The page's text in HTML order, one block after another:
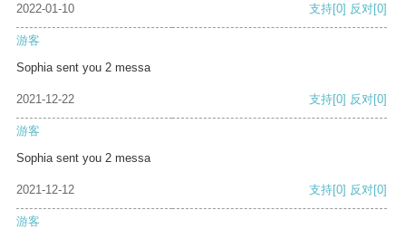
2022-01-10 支持[0] 反对[0]
游客
Sophia sent you 2 messa
2021-12-22 支持[0] 反对[0]
游客
Sophia sent you 2 messa
2021-12-12 支持[0] 反对[0]
游客